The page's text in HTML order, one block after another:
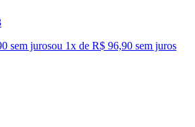
sem jurosou 1x de R$ 96,90 sem juros